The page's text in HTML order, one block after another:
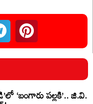
‘బంగారు పల్లకి’.. జి.వి.